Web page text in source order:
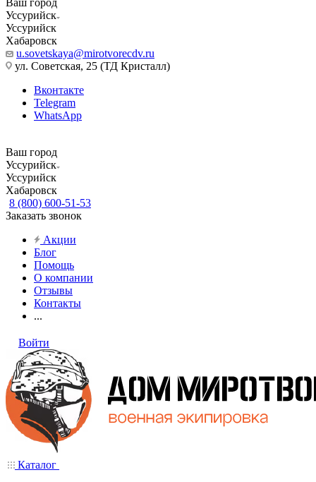
Ваш город
Уссурийск
Уссурийск
Хабаровск
u.sovetskaya@mirotvorecdv.ru
ул. Советская, 25 (ТД Кристалл)
Вконтакте
Telegram
WhatsApp
Ваш город
Уссурийск
Уссурийск
Хабаровск
8 (800) 600-51-53
Заказать звонок
Акции
Блог
Помощь
О компании
Отзывы
Контакты
...
Войти
Каталог